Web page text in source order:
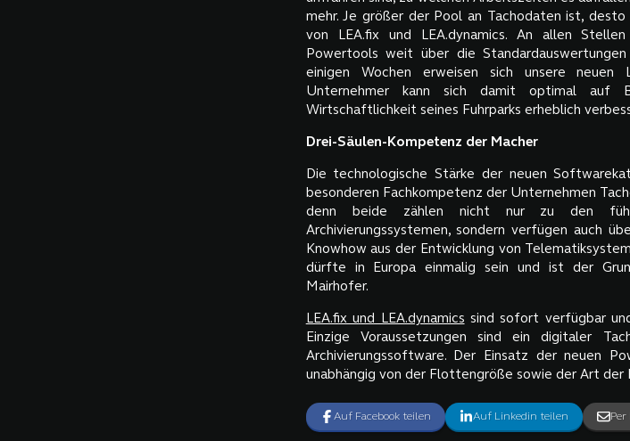
mehr. Je größer der Pool an Tachodaten ist, desto
von LEA.fix und LEA.dynamics. An allen
Powertools weit über die
einigen Wochen erweisen sich unsere neuen
Unternehmer kann sich damit optimal auf
Wirtschaftlichkeit seines Fuhrparks erheblich
Drei-Säulen-Kompetenz der Macher
Die technologische Stärke der neuen
besonderen Fachkompetenz der Unternehmen
denn beide zählen nicht nur zu den
Archivierungssystemen, sondern verfügen auch
Knowhow aus der Entwicklung von
dürfte in Europa einmalig sein und ist der
Mairhofer.
LEA.fix und LEA.dynamics sind sofort verfügbar
Einzige Voraussetzungen sind ein digitaler
Archivierungssoftware. Der Einsatz der neuen
unabhängig von der Flottengröße sowie der Art der
Auf Facebook teilen Auf Linkedin teilen Per